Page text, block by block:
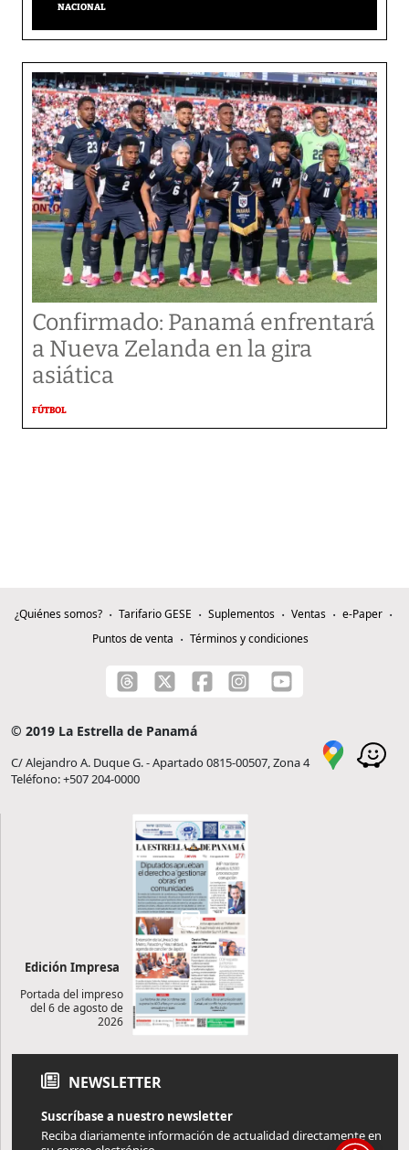
NACIONAL
Confirmado: Panamá enfrentará
a Nueva Zelanda en la gira
asiática
FÚTBOL
¿Quiénes somos? Tarifario GESE Suplementos Ventas
e-Paper
Puntos de venta
Términos y condiciones
© 2019 La Estrella de Panamá
C/ Alejandro A. Duque G. - Apartado 0815-00507, Zona 4
Teléfono: +507 204-0000
Edición Impresa
Portada del impreso
del 6 de agosto de
2026
NEWSLETTER
Suscríbase a nuestro newsletter
Reciba diariamente información de actualidad directamente en